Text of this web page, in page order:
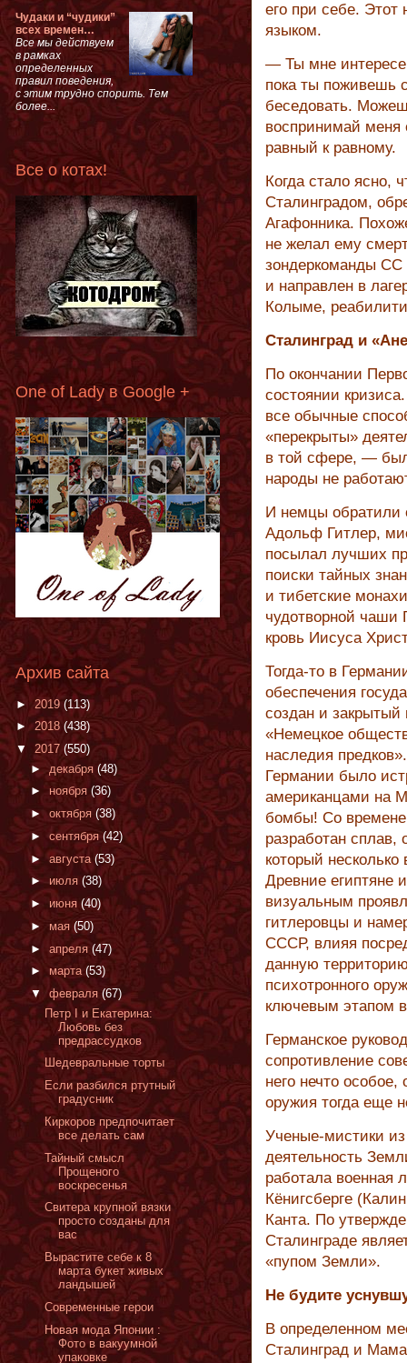
его при себе. Этот
языком.
— Ты мне
пока ты поживешь
беседовать.
воспринимай меня
равный к равному.
Когда стало ясно,
Сталинградом,
Агафонника.
не желал ему
зондеркоманды СС
и направлен в
Колыме,
Сталинград и
По окончании
состоянии
все обычные
«перекрыты»
в той сфере, —
народы не
И немцы обратили
Адольф Гитлер,
посылал лучших
поиски тайных
и тибетские
чудотворной чаши
кровь Иисуса
Тогда-то в
обеспечения
создан и
«Немецкое
наследия
Германии было
американцами на
бомбы! Со
разработан
который
Древние египтяне
визуальным
гитлеровцы и
СССР, влияя
данную
психотронного
ключевым этапом
Германское
сопротивление
него нечто
оружия тогда еще
Ученые-мистики
деятельность
работала военная
Кёнигсберге
Канта. По
Сталинграде
«пупом Земли».
Не будите
В определенном
Сталинград и
Чудаки и “чудики”
всех времен…
Все мы действуем
в рамках
определенных
правил поведения,
с этим трудно спорить. Тем
более...
Все о котах!
One of Lady в Google +
Архив сайта
► 2019 (113)
►2018 (438)
▼ 2017 (550)
► декабря (48)
► ноября (36)
►октября (38)
► сентября (42)
►августа (53)
► июля (38)
► июня (40)
► мая (50)
► апреля (47)
► марта (53)
▼ февраля (67)
Петр I и Екатерина:
Любовь без
предрассудков
Шедевральные торты
Если разбился ртутный
градусник
Киркоров предпочитает
все делать сам
Тайный смысл
Прощеного
воскресенья
Свитера крупной вязки
просто созданы для
вас
Вырастите себе к 8
марта букет живых
ландышей
Современные герои
Новая мода Японии :
Фото в вакуумной
упаковке